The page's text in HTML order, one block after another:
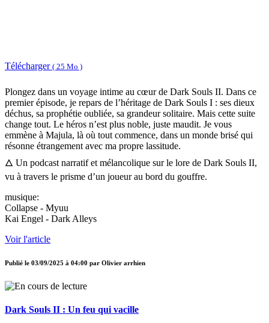
Télécharger ( 25 Mo )
Plongez dans un voyage intime au cœur de Dark Souls II. Dans ce
premier épisode, je repars de l’héritage de Dark Souls I : ses dieux
déchus, sa prophétie oubliée, sa grandeur solitaire. Mais cette suite
change tout. Le héros n’est plus noble, juste maudit. Je vous
emmène à Majula, là où tout commence, dans un monde brisé qui
résonne étrangement avec ma propre lassitude.
🜂 Un podcast narratif et mélancolique sur le lore de Dark Souls II,
vu à travers le prisme d’un joueur au bord du gouffre.
musique:
Collapse - Myuu
Kai Engel - Dark Alleys
Voir l'article
Publié le 03/09/2025 à 04:00 par Olivier arrhien
Dark Souls II : Un feu qui vacille